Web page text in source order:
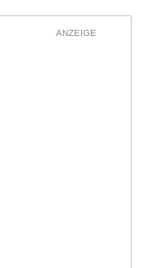
ANZEIGE